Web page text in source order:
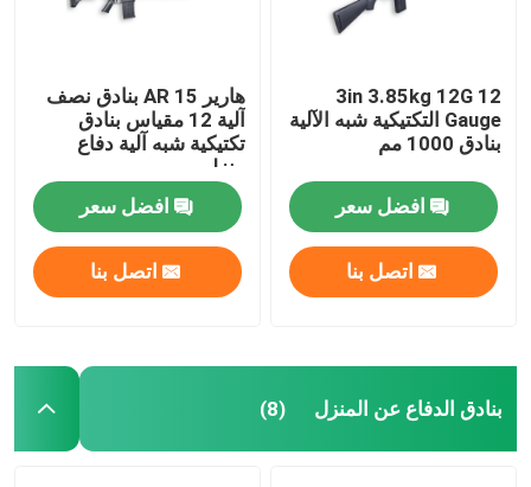
المنتجات
3in 3.85kg 12G 12
Gauge التكتيكية شبه الآلية
بنادق 1000 مم
افضل سعر
اتصل بنا
هارير AR 15 بنادق نصف
آلية 12 مقياس بنادق
تكتيكية شبه آلية دفاع
منزلي
افضل سعر
اتصل بنا
بنادق الدفاع عن المنزل (8)